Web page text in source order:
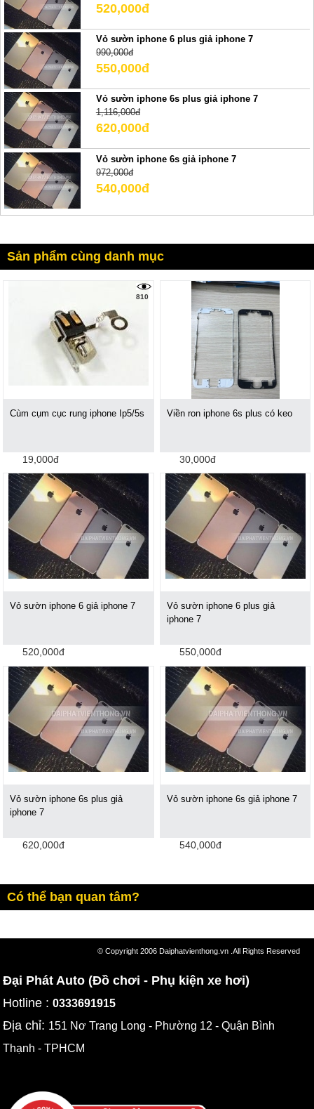
520,000đ
Vỏ sườn iphone 6 plus giả iphone 7
990,000đ
550,000đ
Vỏ sườn iphone 6s plus giả iphone 7
1,116,000đ
620,000đ
Vỏ sườn iphone 6s giả iphone 7
972,000đ
540,000đ
Sản phẩm cùng danh mục
810
Cùm cụm cục rung iphone Ip5/5s
19,000đ
Viền ron iphone 6s plus có keo
30,000đ
Vỏ sườn iphone 6 giả iphone 7
520,000đ
Vỏ sườn iphone 6 plus giả
iphone 7
550,000đ
Vỏ sườn iphone 6s plus giả
iphone 7
620,000đ
Vỏ sườn iphone 6s giả iphone 7
540,000đ
Có thể bạn quan tâm?
© Copyright 2006 Daiphatvienthong.vn .All Rights Reserved
Đại Phát Auto (Đồ chơi - Phụ kiện xe hơi)
Hotline :0333691915
Địa chỉ: 151 Nơ Trang Long - Phường 12 - Quận Bình
Thạnh - TPHCM